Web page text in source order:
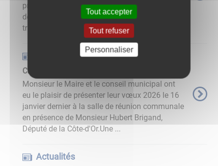
programme : après le concert de Noël du 6
décembre dernier organisé par Avos'idées, les
traditionnelles portes ...
CEREMONIE DES VOEUX 2026
Monsieur le Maire et le conseil municipal ont
eu le plaisir de présenter leur vœux 2026 le 16
janvier dernier à la salle de réunion communale
en présence de Monsieur Hubert Brigand,
Député de la Côte-d'Or.Une ...
Actualités
Tout accepter
Tout refuser
Personnaliser